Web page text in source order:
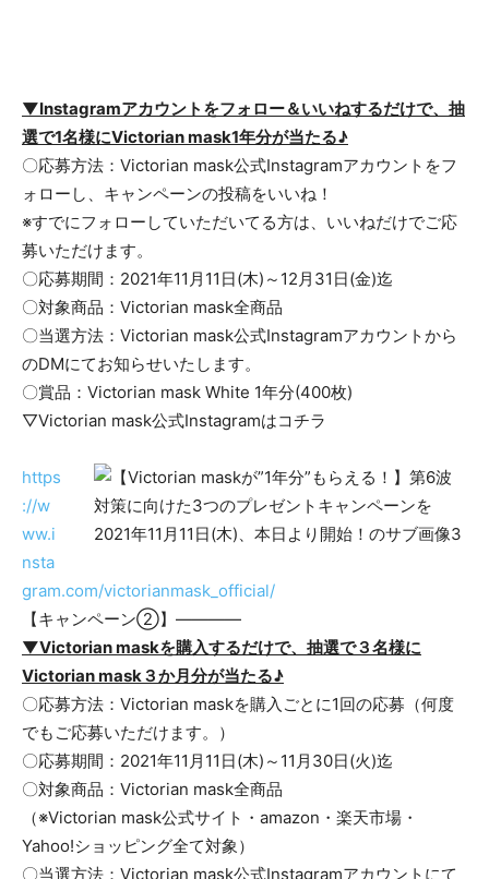
▼Instagramアカウントをフォロー＆いいねするだけで、抽
選で1名様にVictorian mask1年分が当たる♪
〇応募方法：Victorian mask公式Instagramアカウントをフ
ォローし、キャンペーンの投稿をいいね！
※すでにフォローしていただいてる方は、いいねだけでご応
募いただけます。
〇応募期間：2021年11月11日(木)～12月31日(金)迄
〇対象商品：Victorian mask全商品
〇当選方法：Victorian mask公式Instagramアカウントから
のDMにてお知らせいたします。
〇賞品：Victorian mask White 1年分(400枚)
▽Victorian mask公式Instagramはコチラ
https
://w
ww.i
nsta
gram.com/victorianmask_official/
【キャンペーン②】————
▼Victorian maskを購入するだけで、抽選で３名様に
Victorian mask３か月分が当たる♪
〇応募方法：Victorian maskを購入ごとに1回の応募（何度
でもご応募いただけます。）
〇応募期間：2021年11月11日(木)～11月30日(火)迄
〇対象商品：Victorian mask全商品
（※Victorian mask公式サイト・amazon・楽天市場・
Yahoo!ショッピング全て対象）
〇当選方法：Victorian mask公式Instagramアカウントにて